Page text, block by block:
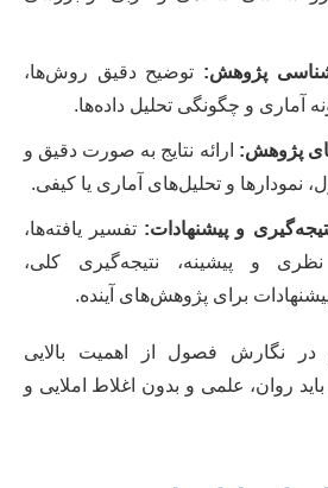
پژوهش: توضیح دقیق روش‌ها،
آماری و چگونگی تحلیل داده‌ها.
پژوهش: ارائه نتایج به صورت دقیق و
نمودارها و تحلیل‌های آماری یا کیفی.
و پیشنهادات: تفسیر یافته‌ها،
نظری و پیشینه، نتیجه‌گیری کلی،
برای پژوهش‌های آینده.
نگارش فصول از اهمیت بالایی
روان، علمی و بدون اغلاط املایی و